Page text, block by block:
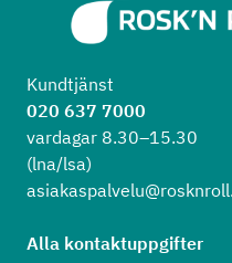
Kundtjänst
020 637 7000
vardagar 8.30–15.30
(lna/lsa)
Alla kontaktuppgifter